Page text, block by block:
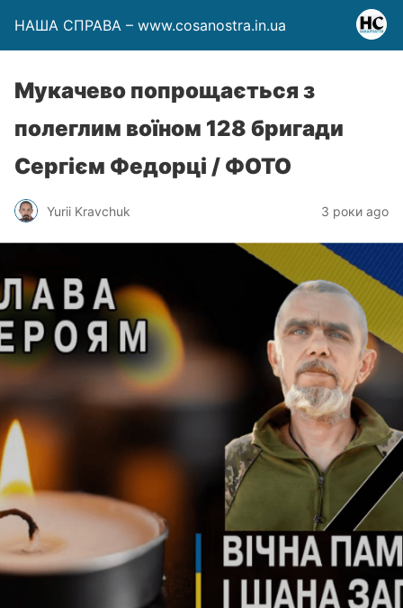
НАША СПРАВА – www.cosanostra.in.ua
Мукачево попрощається з
полеглим воїном 128 бригади
Сергієм Федорці / ФОТО
Yurii Kravchuk 3 роки ago